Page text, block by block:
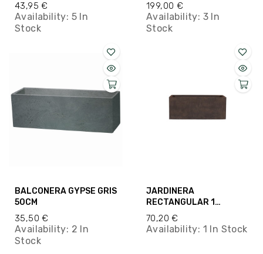
43,95 €
Availability: 5 In
Stock
199,00 €
Availability: 3 In
Stock
BALCONERA GYPSE GRIS
50CM
35,50 €
Availability: 2 In
Stock
JARDINERA
RECTANGULAR 1
60X30X30CM OXIDO
RUSTICO
70,20 €
Availability: 1 In Stock